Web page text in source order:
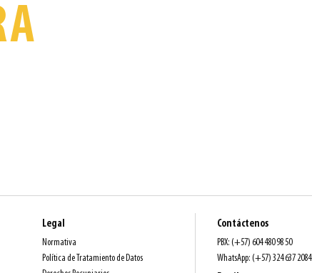
Legal
Normativa
Política de Tratamiento de Datos
Contáctenos
PBX: (+57) 604 480 98 50
WhatsApp: (+57) 324 637 2084